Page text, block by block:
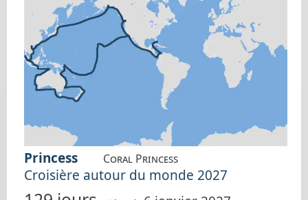
Princess Coral Princess
Croisière autour du monde 2027